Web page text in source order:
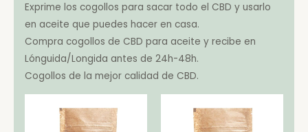
Exprime los cogollos para sacar todo el CBD y usarlo
en aceite que puedes hacer en casa.
Compra cogollos de CBD para aceite y recibe en
Lónguida/Longida antes de 24h-48h.
Cogollos de la mejor calidad de CBD.